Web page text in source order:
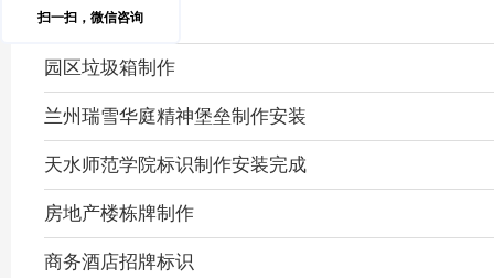
园区平面图制作
园区垃圾箱制作
兰州瑞雪华庭精神堡垒制作安装
天水师范学院标识制作安装完成
房地产楼栋牌制作
商务酒店招牌标识
扫一扫，微信咨询